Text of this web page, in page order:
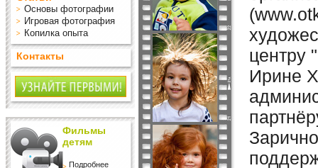
Основы фотографии
Игровая фотография
Копилка опыта
Контакты
Фильмы
детям
Подробнее
центру
Ирине